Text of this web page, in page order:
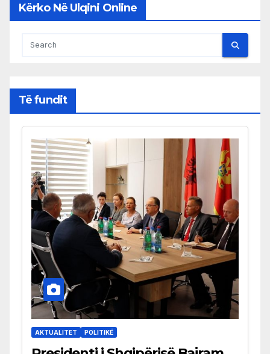
Kërko Në Ulqini Online
Të fundit
AKTUALITET POLITIKË